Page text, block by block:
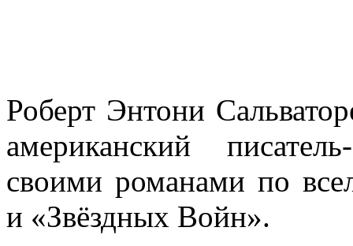
Роберт Энтони
американский
своими романами по
и «Звёздных Войн».